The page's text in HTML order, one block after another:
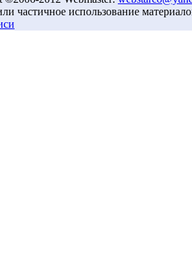
частичное использование